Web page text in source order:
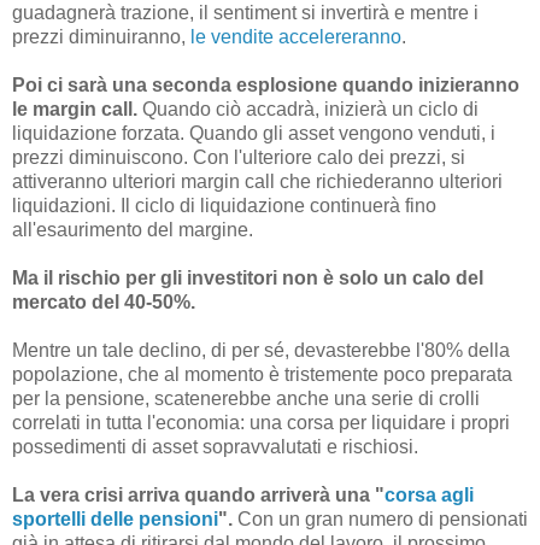
guadagnerà trazione, il sentiment si invertirà e mentre i
prezzi diminuiranno, le vendite accelereranno.
Poi ci sarà una seconda esplosione quando inizieranno
le margin call. Quando ciò accadrà, inizierà un ciclo di
liquidazione forzata. Quando gli asset vengono venduti, i
prezzi diminuiscono. Con l'ulteriore calo dei prezzi, si
attiveranno ulteriori margin call che richiederanno ulteriori
liquidazioni. Il ciclo di liquidazione continuerà fino
all'esaurimento del margine.
Ma il rischio per gli investitori non è solo un calo del
mercato del 40-50%.
Mentre un tale declino, di per sé, devasterebbe l'80% della
popolazione, che al momento è tristemente poco preparata
per la pensione, scatenerebbe anche una serie di crolli
correlati in tutta l'economia: una corsa per liquidare i propri
possedimenti di asset sopravvalutati e rischiosi.
La vera crisi arriva quando arriverà una "corsa agli
sportelli delle pensioni". Con un gran numero di pensionati